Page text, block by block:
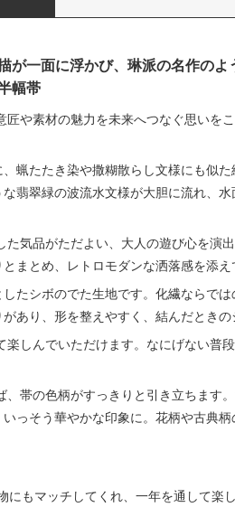
一面に浮かび、琳派の名作の
幅帯
や素材の魅力を未来へつなぐ思いを
蝋たたき染や撒糊散らし文様にも似
翡翠緑の波流水文様が大胆に流れ、
気品がただよい、大人の遊び心を演
まとめ、レトロモダンな洒落感を添え
たシボのでた生地です。化繊ならで
あり、形を整えやすく、結んだときの
しんでいただけます。なにげない普
帯の色柄がすっきりと引き立ちます
っそう華やかな印象に。花柄や古典
もマッチしてくれ、一年を通して楽